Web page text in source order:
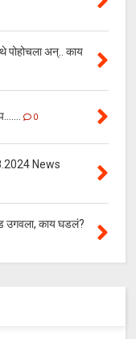
पोहोचला अन्.. काय
0
News
उगवला, काय घडलं?